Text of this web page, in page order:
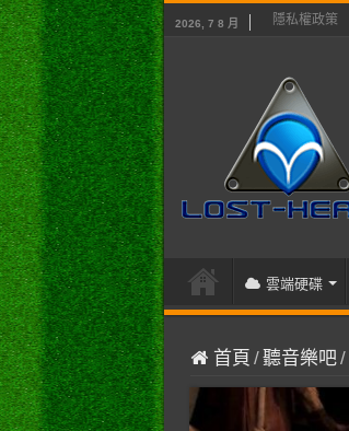
2026, 7 8 月 隱私權政策
雲端硬碟
首頁 /聽音樂吧/